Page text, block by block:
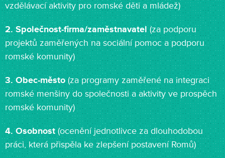
vzdělávací aktivity pro romské děti a mládež)
2. Společnost-firma/zaměstnavatel(za podporu
projektů zaměřených na sociální pomoc a podporu
romské komunity)
3. Obec-město(za programy zaměřené na integraci
romské menšiny do společnosti a aktivity ve prospěch
romské komunity)
4. Osobnost(ocenění jednotlivce za dlouhodobou
práci, která přispěla ke zlepšení postavení Romů)